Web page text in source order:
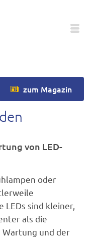
Medien
Magazin
Karriere
zum Magazin
von LED-
oder
sind kleiner,
als die
und der